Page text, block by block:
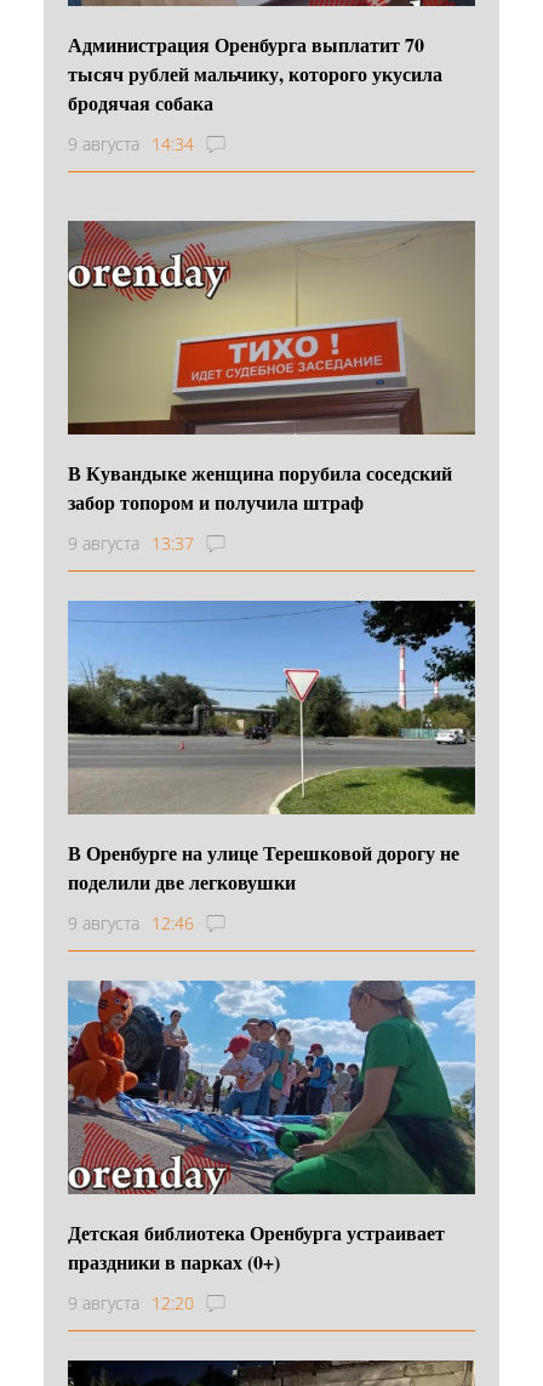
Администрация Оренбурга выплатит 70
тысяч рублей мальчику, которого укусила
бродячая собака
9 августа 14:34
В Кувандыке женщина порубила соседский
забор топором и получила штраф
9 августа 13:37
В Оренбурге на улице Терешковой дорогу не
поделили две легковушки
9 августа 12:46
Детская библиотека Оренбурга устраивает
праздники в парках (0+)
9 августа 12:20